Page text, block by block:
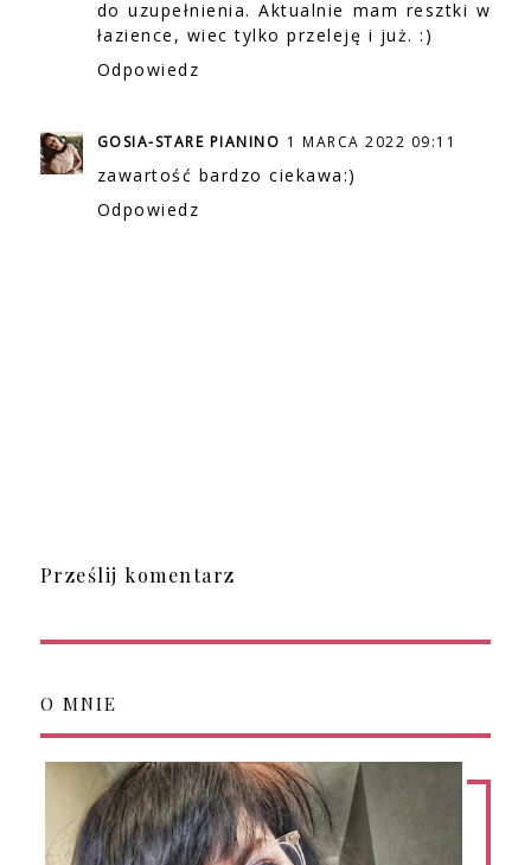
do uzupełnienia. Aktualnie mam resztki w
łazience, wiec tylko przeleję i już. :)
Odpowiedz
GOSIA-STARE PIANINO 1 MARCA 2022 09:11
zawartość bardzo ciekawa:)
Odpowiedz
Prześlij komentarz
O MNIE